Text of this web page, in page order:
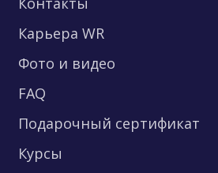
Карьера WR
Фото и видео
FAQ
Подарочный сертификат
Курсы